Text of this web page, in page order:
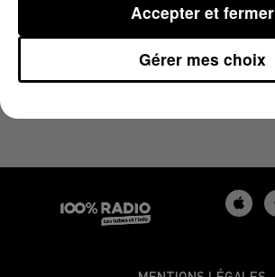
Gérer mes choix
Accepter et fermer